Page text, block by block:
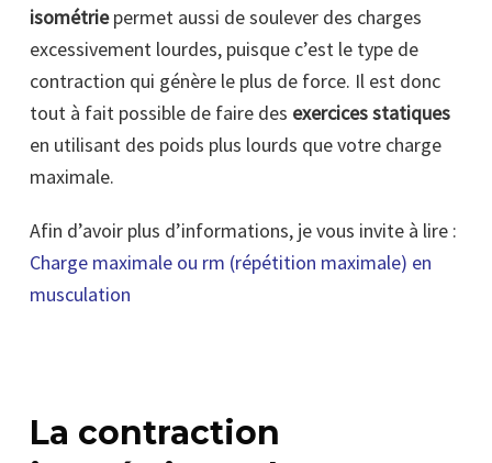
isométriepermet aussi de soulever des charges
excessivement lourdes, puisque c’est le type de
contraction qui génère le plus de force. Il est donc
tout à fait possible de faire des exercices statiques
en utilisant des poids plus lourds que votre charge
maximale.
Afin d’avoir plus d’informations, je vous invite à lire :
Charge maximale ou rm (répétition maximale) en
musculation
La contraction